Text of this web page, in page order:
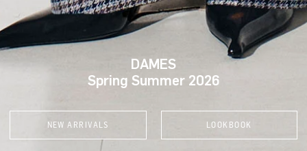
DAMES
Spring Summer 2026
NEW ARRIVALS LOOKBOOK